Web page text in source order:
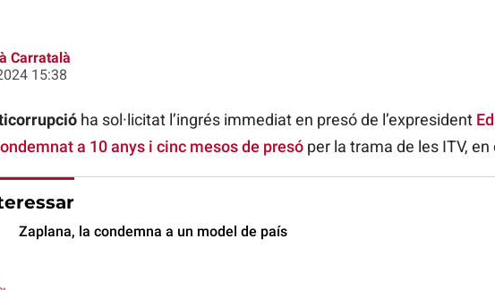
Carratalà
15:38
ha sol·licitat l’ingrés immediat en presó de l’expresident
a 10 anys i cinc mesos de presóper la trama de les ITV, en
Zaplana, la condemna a un model de país